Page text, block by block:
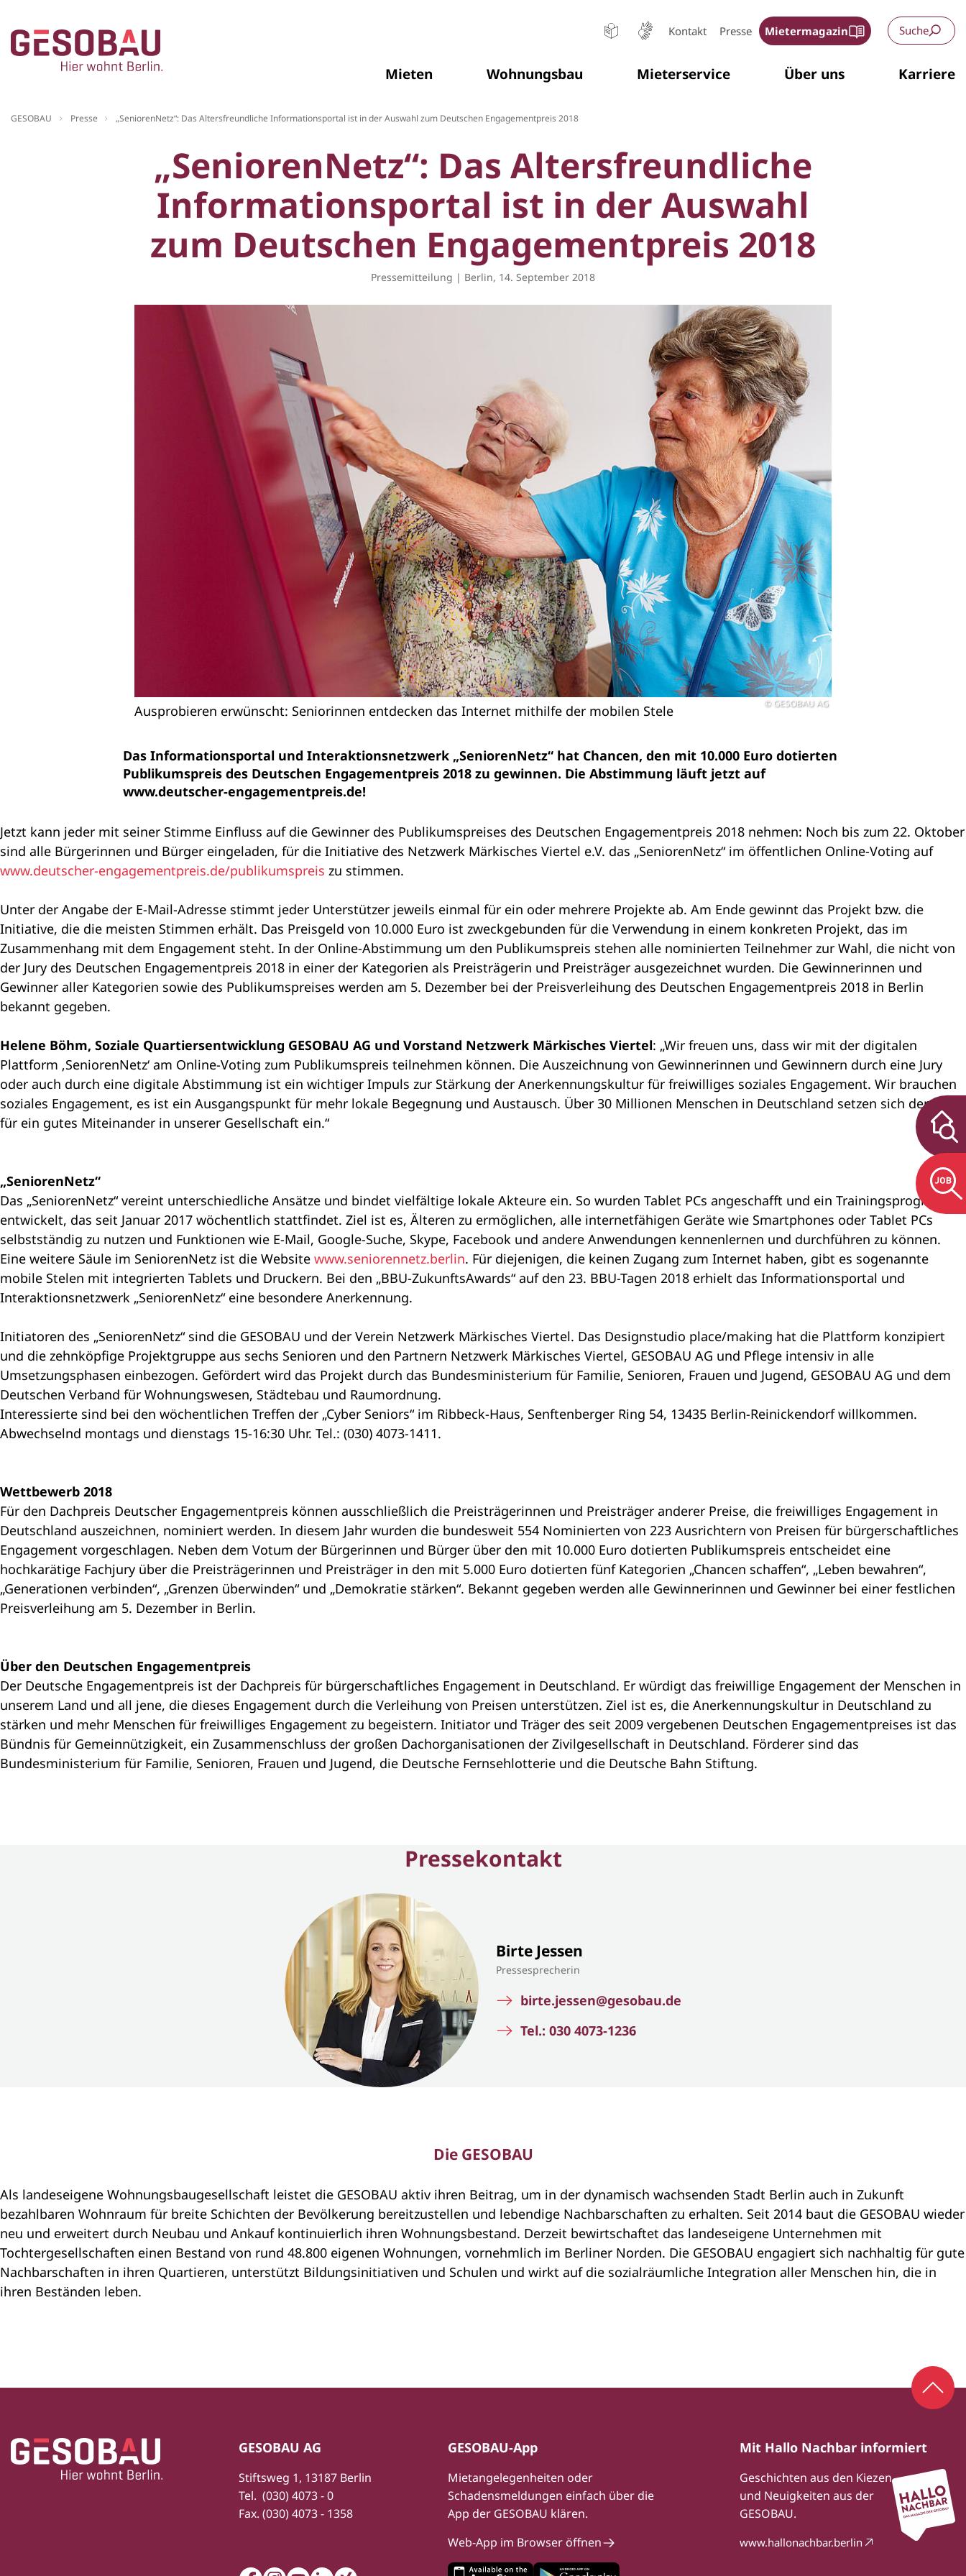
ZUM HAUPTINHALT SPRINGEN
Zur Startseite Kontakt Presse Mietermagazin Suche
Mieten Wohnungsbau Mieterservice Über uns Karriere
Sie befinden sich hier:
GESOBAU Presse „SeniorenNetz“: Das Altersfreundliche Informationsportal ist in der Auswahl zum Deutschen Engagementpreis 2018
„SeniorenNetz“: Das Altersfreundliche
Informationsportal ist in der Auswahl
zum Deutschen Engagementpreis 2018
Pressemitteilung | Berlin, 14. September 2018
GESOBAU AG
Ausprobieren erwünscht: Seniorinnen entdecken das Internet mithilfe der mobilen Stele
Das Informationsportal und Interaktionsnetzwerk „SeniorenNetz“ hat Chancen, den mit 10.000 Euro dotierten
Publikumspreis des Deutschen Engagementpreis 2018 zu gewinnen. Die Abstimmung läuft jetzt auf
www.deutscher-engagementpreis.de!
Jetzt kann jeder mit seiner Stimme Einfluss auf die Gewinner des Publikumspreises des Deutschen Engagementpreis 2018 nehmen: Noch bis zum 22. Oktober
sind alle Bürgerinnen und Bürger eingeladen, für die Initiative des Netzwerk Märkisches Viertel e.V. das „SeniorenNetz“ im öffentlichen Online-Voting auf
www.deutscher-engagementpreis.de/publikumspreis zu stimmen.
Unter der Angabe der E-Mail-Adresse stimmt jeder Unterstützer jeweils einmal für ein oder mehrere Projekte ab. Am Ende gewinnt das Projekt bzw. die
Initiative, die die meisten Stimmen erhält. Das Preisgeld von 10.000 Euro ist zweckgebunden für die Verwendung in einem konkreten Projekt, das im
Zusammenhang mit dem Engagement steht. In der Online-Abstimmung um den Publikumspreis stehen alle nominierten Teilnehmer zur Wahl, die nicht von
der Jury des Deutschen Engagementpreis 2018 in einer der Kategorien als Preisträgerin und Preisträger ausgezeichnet wurden. Die Gewinnerinnen und
Gewinner aller Kategorien sowie des Publikumspreises werden am 5. Dezember bei der Preisverleihung des Deutschen Engagementpreis 2018 in Berlin
bekannt gegeben.
Helene Böhm, Soziale Quartiersentwicklung GESOBAU AG und Vorstand Netzwerk Märkisches Viertel: „Wir freuen uns, dass wir mit der digitalen
Plattform ‚SeniorenNetz‘ am Online-Voting zum Publikumspreis teilnehmen können. Die Auszeichnung von Gewinnerinnen und Gewinnern durch eine Jury
oder auch durch eine digitale Abstimmung ist ein wichtiger Impuls zur Stärkung der Anerkennungskultur für freiwilliges soziales Engagement. Wir brauchen
soziales Engagement, es ist ein Ausgangspunkt für mehr lokale Begegnung und Austausch. Über 30 Millionen Menschen in Deutschland setzen sich derzeit
für ein gutes Miteinander in unserer Gesellschaft ein.“
„SeniorenNetz“
Das „SeniorenNetz“ vereint unterschiedliche Ansätze und bindet vielfältige lokale Akteure ein. So wurden Tablet PCs angeschafft und ein Trainingsprogramm
entwickelt, das seit Januar 2017 wöchentlich stattfindet. Ziel ist es, Älteren zu ermöglichen, alle internetfähigen Geräte wie Smartphones oder Tablet PCs
selbstständig zu nutzen und Funktionen wie E-Mail, Google-Suche, Skype, Facebook und andere Anwendungen kennenlernen und durchführen zu können.
Eine weitere Säule im SeniorenNetz ist die Website www.seniorennetz.berlin. Für diejenigen, die keinen Zugang zum Internet haben, gibt es sogenannte
mobile Stelen mit integrierten Tablets und Druckern. Bei den „BBU-ZukunftsAwards“ auf den 23. BBU-Tagen 2018 erhielt das Informationsportal und
Interaktionsnetzwerk „SeniorenNetz“ eine besondere Anerkennung.
Initiatoren des „SeniorenNetz“ sind die GESOBAU und der Verein Netzwerk Märkisches Viertel. Das Designstudio place/making hat die Plattform konzipiert
und die zehnköpfige Projektgruppe aus sechs Senioren und den Partnern Netzwerk Märkisches Viertel, GESOBAU AG und Pflege intensiv in alle
Umsetzungsphasen einbezogen. Gefördert wird das Projekt durch das Bundesministerium für Familie, Senioren, Frauen und Jugend, GESOBAU AG und dem
Deutschen Verband für Wohnungswesen, Städtebau und Raumordnung.
Interessierte sind bei den wöchentlichen Treffen der „Cyber Seniors“ im Ribbeck-Haus, Senftenberger Ring 54, 13435 Berlin-Reinickendorf willkommen.
Abwechselnd montags und dienstags 15-16:30 Uhr. Tel.: (030) 4073-1411.
Wettbewerb 2018
Für den Dachpreis Deutscher Engagementpreis können ausschließlich die Preisträgerinnen und Preisträger anderer Preise, die freiwilliges Engagement in
Deutschland auszeichnen, nominiert werden. In diesem Jahr wurden die bundesweit 554 Nominierten von 223 Ausrichtern von Preisen für bürgerschaftliches
Engagement vorgeschlagen. Neben dem Votum der Bürgerinnen und Bürger über den mit 10.000 Euro dotierten Publikumspreis entscheidet eine
hochkarätige Fachjury über die Preisträgerinnen und Preisträger in den mit 5.000 Euro dotierten fünf Kategorien „Chancen schaffen“, „Leben bewahren“,
„Generationen verbinden“, „Grenzen überwinden“ und „Demokratie stärken“. Bekannt gegeben werden alle Gewinnerinnen und Gewinner bei einer festlichen
Preisverleihung am 5. Dezember in Berlin.
Über den Deutschen Engagementpreis
Der Deutsche Engagementpreis ist der Dachpreis für bürgerschaftliches Engagement in Deutschland. Er würdigt das freiwillige Engagement der Menschen in
unserem Land und all jene, die dieses Engagement durch die Verleihung von Preisen unterstützen. Ziel ist es, die Anerkennungskultur in Deutschland zu
stärken und mehr Menschen für freiwilliges Engagement zu begeistern. Initiator und Träger des seit 2009 vergebenen Deutschen Engagementpreises ist das
Bündnis für Gemeinnützigkeit, ein Zusammenschluss der großen Dachorganisationen der Zivilgesellschaft in Deutschland. Förderer sind das
Bundesministerium für Familie, Senioren, Frauen und Jugend, die Deutsche Fernsehlotterie und die Deutsche Bahn Stiftung.
Pressekontakt
Birte Jessen
Pressesprecherin
birte.jessen@gesobau.de
Tel.: 030 4073-1236
Die GESOBAU
Als landeseigene Wohnungsbaugesellschaft leistet die GESOBAU aktiv ihren Beitrag, um in der dynamisch wachsenden Stadt Berlin auch in Zukunft
bezahlbaren Wohnraum für breite Schichten der Bevölkerung bereitzustellen und lebendige Nachbarschaften zu erhalten. Seit 2014 baut die GESOBAU wieder
neu und erweitert durch Neubau und Ankauf kontinuierlich ihren Wohnungsbestand. Derzeit bewirtschaftet das landeseigene Unternehmen mit
Tochtergesellschaften einen Bestand von rund 48.800 eigenen Wohnungen, vornehmlich im Berliner Norden. Die GESOBAU engagiert sich nachhaltig für gute
Nachbarschaften in ihren Quartieren, unterstützt Bildungsinitiativen und Schulen und wirkt auf die sozialräumliche Integration aller Menschen hin, die in
ihren Beständen leben.
Fußbereich
Zur Startseite
GESOBAU AG
Stiftsweg 1, 13187 Berlin
Tel. (030) 4073 - 0
Fax. (030) 4073 - 1358
GESOBAU-App
Mietangelegenheiten oder
Schadensmeldungen einfach über die
App der GESOBAU klären.
Web-App im Browser öffnen
Mit Hallo Nachbar informiert
Geschichten aus den Kiezen
und Neuigkeiten aus der
GESOBAU.
www.hallonachbar.berlin